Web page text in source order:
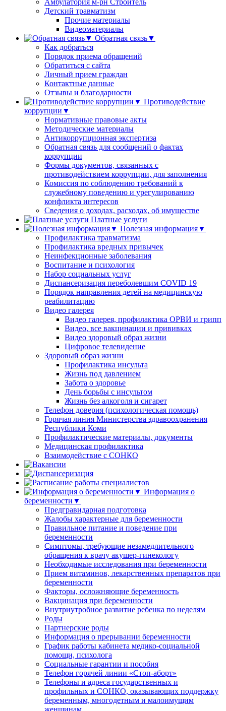
Амбулатория м-рн Строитель
Детский травматизм
Прочие материалы
Видеоматериалы
Обратная связь▼
Как добраться
Порядок приема обращений
Обратиться с сайта
Личный прием граждан
Контактные данные
Отзывы и благодарности
Противодействие
коррупции▼
Нормативные правовые акты
Методические материалы
Антикоррупционная экспертиза
Обратная связь для сообщений о фактах
коррупции
Формы документов, связанных с
противодействием коррупции, для заполнения
Комиссия по соблюдению требований к
служебному поведению и урегулированию
конфликта интересов
Сведения о доходах, расходах, об имуществе
Платные услуги
Полезная информация▼
Профилактика травматизма
Профилактика вредных привычек
Неинфекционные заболевания
Воспитание и психология
Набор социальных услуг
Диспансеризация переболевшим COVID 19
Порядок направления детей на медицинскую
реабилитацию
Видео галерея
Видео галерея, профилактика ОРВИ и грипп
Видео, все вакцинации и прививках
Видео здоровый образ жизни
Цифровое телевидение
Здоровый образ жизни
Профилактика инсульта
Жизнь под давлением
Забота о здоровье
День борьбы с инсультом
Жизнь без алкоголя и сигарет
Телефон доверия (психологическая помощь)
Горячая линия Министерства здравоохранения
Республики Коми
Профилактические материалы, документы
Медицинская профилактика
Взаимодействие с СОНКО
Информация о
беременности▼
Предгравидарная подготовка
Жалобы характерные для беременности
Правильное питание и поведение при
беременности
Симптомы, требующие незамедлительного
обращения к врачу акушер-гинекологу
Необходимые исследования при беременности
Прием витаминов, лекарственных препаратов при
беременности
Факторы, осложняющие беременность
Вакцинация при беременности
Внутриутробное развитие ребенка по неделям
Роды
Партнерские роды
Информация о прерывании беременности
График работы кабинета медико-социальной
помощи, психолога
Социальные гарантии и пособия
Телефон горячей линии «Стоп-аборт»
Телефоны и адреса государственных и
профильных и СОНКО, оказывающих поддержку
беременным, многодетным и малоимущим
женщинам